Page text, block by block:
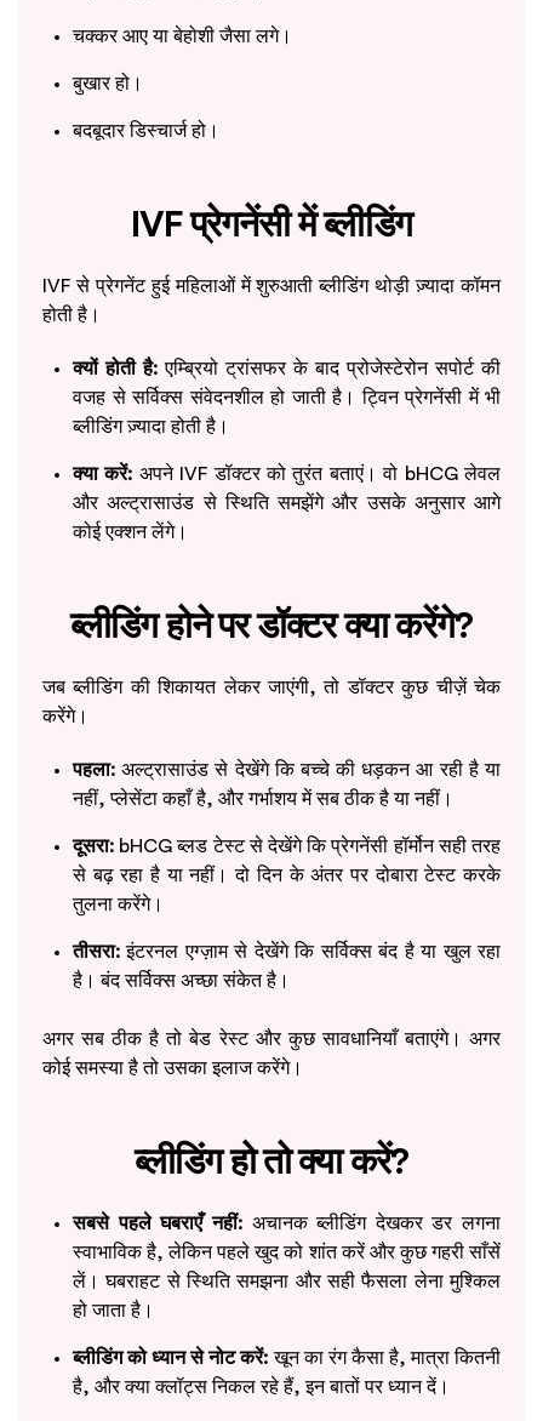
चक्कर आए या बेहोशी जैसा लगे।
बुखार हो।
बदबूदार डिस्चार्ज हो।
IVF प्रेगनेंसी में ब्लीडिंग
IVF से प्रेगनेंट हुई महिलाओं में शुरुआती ब्लीडिंग थोड़ी ज़्यादा कॉमन
होती है।
क्यों होती है: एम्ब्रियो ट्रांसफर के बाद प्रोजेस्टेरोन सपोर्ट की
वजह से सर्विक्स संवेदनशील हो जाती है। ट्विन प्रेगनेंसी में भी
ब्लीडिंग ज़्यादा होती है।
क्या करें: अपने IVF डॉक्टर को तुरंत बताएं। वो bHCG लेवल
और अल्ट्रासाउंड से स्थिति समझेंगे और उसके अनुसार आगे
कोई एक्शन लेंगे।
ब्लीडिंग होने पर डॉक्टर क्या करेंगे?
जब ब्लीडिंग की शिकायत लेकर जाएंगी, तो डॉक्टर कुछ चीज़ें चेक
करेंगे।
पहला: अल्ट्रासाउंड से देखेंगे कि बच्चे की धड़कन आ रही है या
नहीं, प्लेसेंटा कहाँ है, और गर्भाशय में सब ठीक है या नहीं।
दूसरा: bHCG ब्लड टेस्ट से देखेंगे कि प्रेगनेंसी हॉर्मोन सही तरह
से बढ़ रहा है या नहीं। दो दिन के अंतर पर दोबारा टेस्ट करके
तुलना करेंगे।
तीसरा: इंटरनल एग्ज़ाम से देखेंगे कि सर्विक्स बंद है या खुल रहा
है। बंद सर्विक्स अच्छा संकेत है।
अगर सब ठीक है तो बेड रेस्ट और कुछ सावधानियाँ बताएंगे। अगर
कोई समस्या है तो उसका इलाज करेंगे।
ब्लीडिंग हो तो क्या करें?
सबसे पहले घबराएँ नहीं:अचानक ब्लीडिंग देखकर डर लगना
स्वाभाविक है, लेकिन पहले खुद को शांत करें और कुछ गहरी साँसें
लें। घबराहट से स्थिति समझना और सही फैसला लेना मुश्किल
हो जाता है।
ब्लीडिंग को ध्यान से नोट करें: खून का रंग कैसा है, मात्रा कितनी
है, और क्या क्लॉट्स निकल रहे हैं, इन बातों पर ध्यान दें।